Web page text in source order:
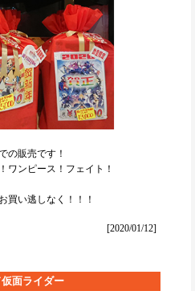
の販売です！
ワンピース！フェイト！
買い逃しなく！！！
[2020/01/12]
面ライダー